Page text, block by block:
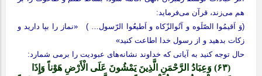
هم می‌زند، قرآن می‌فرماید:
(وَ اَقیمُوا الصّلَوه و آتُوالزّکاه و اَطیعُوا الرّسول… ) «نماز را بپا دارید و
زکات بدهید و از رسول خدا اطاعت کنید»
حال توجه کنید به آیاتی که خداوند نشانه‌های عبودیت را برمی شمارد:
(۶۳) وَعِبَادُ الرَّحْمَنِ الَّذِینَ یَمْشُونَ عَلَی الْأَرْضِ هَوْناً وَإِذَا